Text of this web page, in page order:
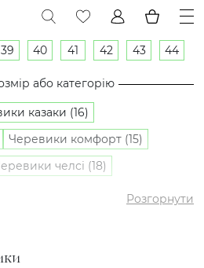
39 40 41 42 43 44
або категорію
казаки (16)
Черевики комфорт (15)
челсі (18)
Розгорнути